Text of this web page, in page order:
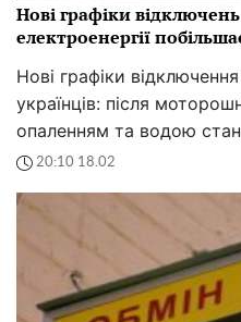
Нові графіки
електроенергії
Нові графіки
українців: після
опаленням та водою
20:10 18.02